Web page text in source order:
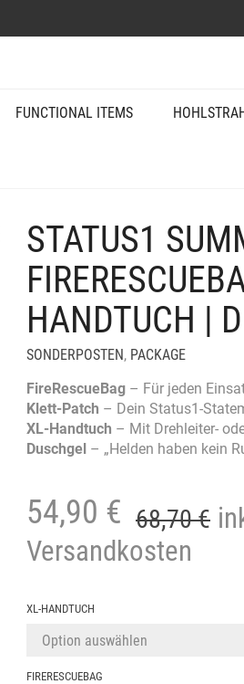
FUNCTIONAL ITEMS
STATUS1
HANDTUCH |
SONDERPOSTEN, PACKAGE
FireRescueBag – Für jeden
Klett-Patch – Dein Status1-
XL-Handtuch – Mit Drehleiter-
Duschgel – „Helden haben kein
68,70€
54,90 €
Versandkosten
XL-HANDTUCH
FIRERESCUEBAG